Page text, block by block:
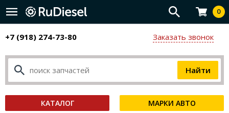
0
+7 (918) 274-73-80 Заказать звонок
КАТАЛОГ МАРКИ АВТО